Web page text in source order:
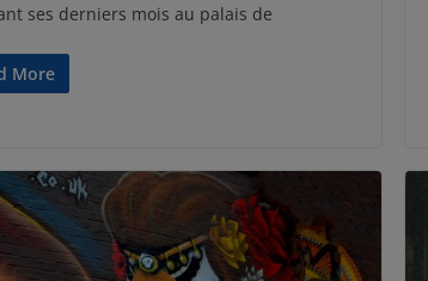
ses derniers mois au palais de
More